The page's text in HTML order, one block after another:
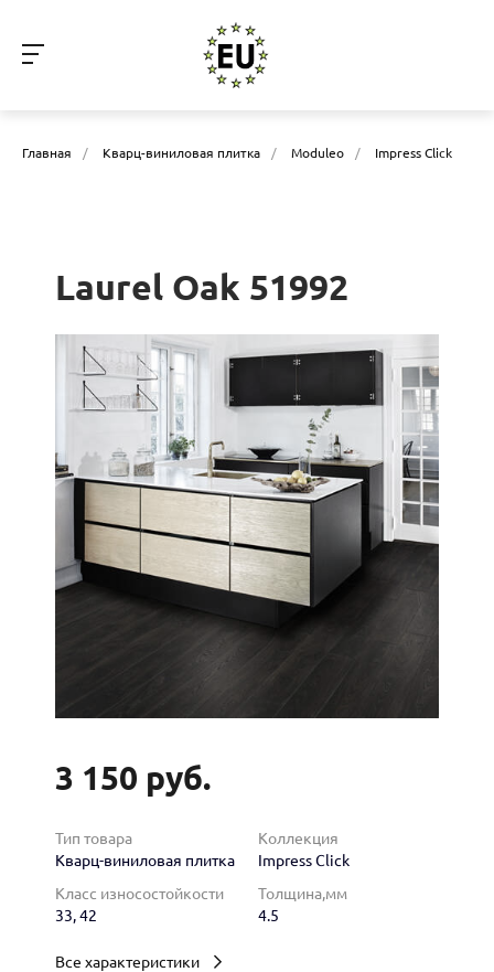
Главная / Кварц-виниловая плитка / Moduleo / Impress Click
Laurel Oak 51992
3 150 руб.
Тип товара
Кварц-виниловая плитка
Коллекция
Impress Click
Класс износостойкости
33, 42
Толщина,мм
4.5
Все характеристики